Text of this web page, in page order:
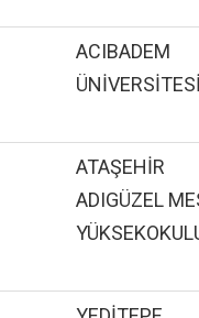
ACIBADEM
ATAŞEHİR
ADIGÜZEL